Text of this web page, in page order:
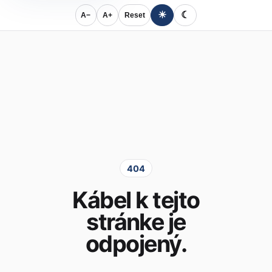
A− A+ Reset ☀ ☾
404
Kábel k tejto
stránke je
odpojený.